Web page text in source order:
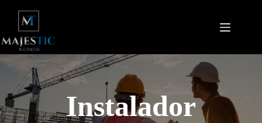
contenido
Instalador